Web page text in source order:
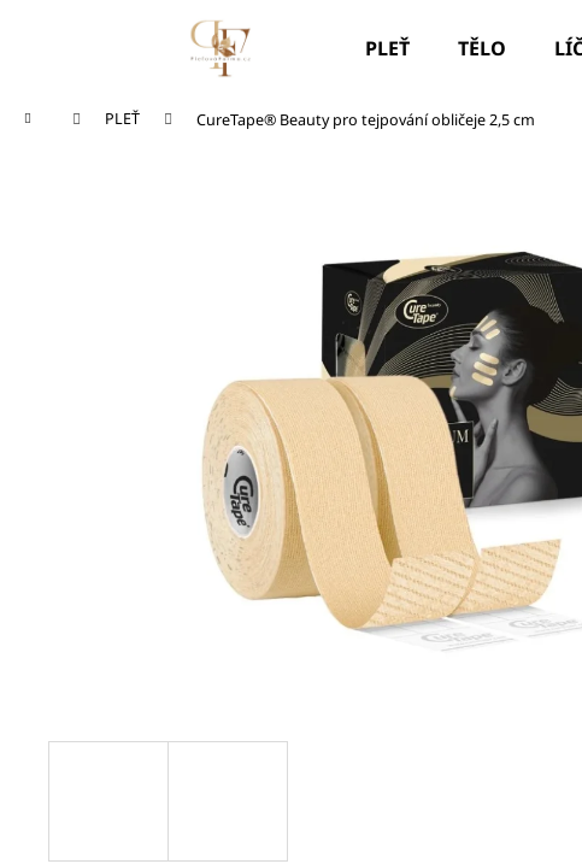
PLEŤ TĚLO
Domů PLEŤ CureTape® Beauty pro tejpování obličeje 2,5 cm
obchodu
obchodu
SOS TYČINKA
370 Kč